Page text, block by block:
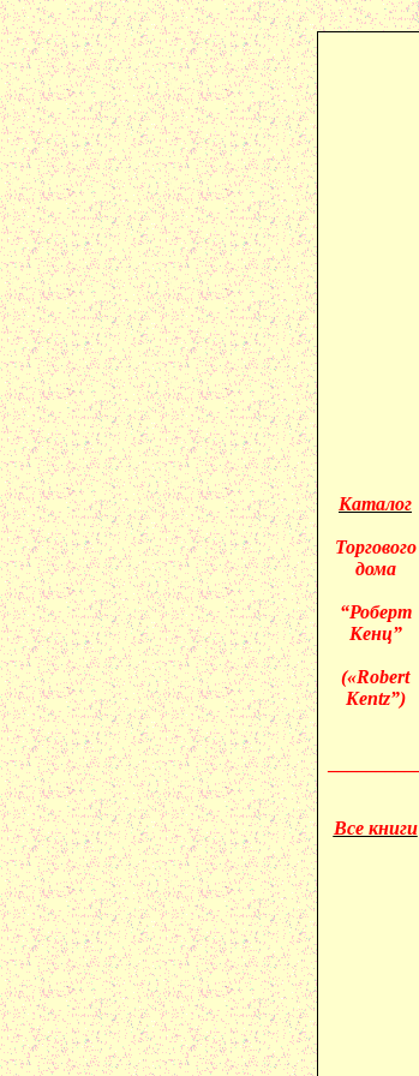
Каталог
Торгового
дома
“Роберт
Кенц”
(«Robert
Kentz”)
Все книги